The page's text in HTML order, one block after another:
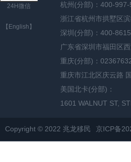
24H微信
【English】
杭州(分部)：400-997-
浙江省杭州市拱墅区
深圳(分部)：400-
广东省深圳市福田区
重庆(分部)：
重庆市江北区庆云路
美国北卡(分部)：
1601 WALNUT ST,
Copyright © 2022 兆龙移民 京ICP备